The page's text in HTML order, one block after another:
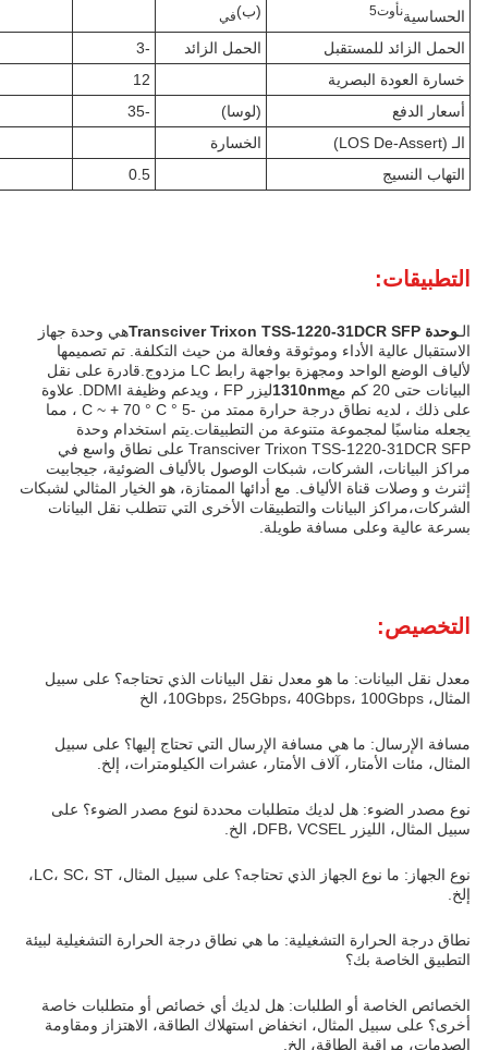
الحساسيةنأوت5 (ب)في
الحمل الزائد للمستقبل الحمل الزائد
-3
خسارة العودة البصرية
12
أسعار الدفع
(لوسا)
-35
الـ (LOS De-Assert)
الخسارة
التهاب النسيج
0.5
التطبيقات:
الـوحدة Transciver Trixon TSS-1220-31DCR SFP
هي وحدة جهاز
الاستقبال عالية الأداء وموثوقة وفعالة من حيث التكلفة. تم تصميمها
لألياف الوضع الواحد ومجهزة بواجهة رابط LC مزدوج.قادرة على نقل
البيانات حتى 20 كم مع
1310nm
ليزر FP ، ويدعم وظيفة DDMI. علاوة
على ذلك ، لديه نطاق درجة حرارة ممتد من -5 ° C ~ + 70 ° C ، مما
يجعله مناسبًا لمجموعة متنوعة من التطبيقات.يتم استخدام وحدة
Transciver Trixon TSS-1220-31DCR SFP على نطاق واسع في
مراكز البيانات، الشركات، شبكات الوصول بالألياف الضوئية، جيجابيت
إثنرث و وصلات قناة الألياف. مع أدائها الممتازة، هو الخيار المثالي لشبكات
الشركات،مراكز البيانات والتطبيقات الأخرى التي تتطلب نقل البيانات
بسرعة عالية وعلى مسافة طويلة.
التخصيص:
معدل نقل البيانات: ما هو معدل نقل البيانات الذي تحتاجه؟ على سبيل
المثال، 10Gbps، 25Gbps، 40Gbps، 100Gbps، الخ
مسافة الإرسال: ما هي مسافة الإرسال التي تحتاج إليها؟ على سبيل
المثال، مئات الأمتار، آلاف الأمتار، عشرات الكيلومترات، إلخ.
نوع مصدر الضوء: هل لديك متطلبات محددة لنوع مصدر الضوء؟ على
سبيل المثال، الليزر DFB، VCSEL، الخ.
نوع الجهاز: ما نوع الجهاز الذي تحتاجه؟ على سبيل المثال، LC، SC، ST،
إلخ.
نطاق درجة الحرارة التشغيلية: ما هي نطاق درجة الحرارة التشغيلية لبيئة
التطبيق الخاصة بك؟
الخصائص الخاصة أو الطلبات: هل لديك أي خصائص أو متطلبات خاصة
أخرى؟ على سبيل المثال، انخفاض استهلاك الطاقة، الاهتزاز ومقاومة
الصدمات، مراقبة الطاقة، الخ.